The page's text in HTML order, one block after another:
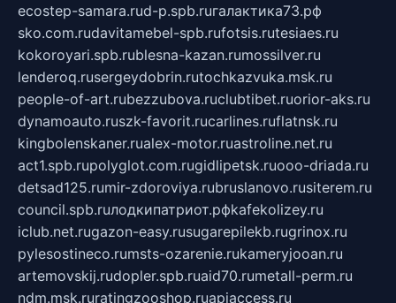
ecostep-samara.rud-p.spb.ruгалактика73.рф
sko.com.rudavitamebel-spb.rufotsis.rutesiaes.ru
kokoroyari.spb.rublesna-kazan.rumossilver.ru
lenderoq.rusergeydobrin.rutochkazvuka.msk.ru
people-of-art.rubezzubova.ruclubtibet.ruorior-aks.ru
dynamoauto.ruszk-favorit.rucarlines.ruflatnsk.ru
kingbolenskaner.rualex-motor.ruastroline.net.ru
act1.spb.rupolyglot.com.rugidlipetsk.ruooo-driada.ru
detsad125.rumir-zdoroviya.rubruslanovo.rusiterem.ru
council.spb.ruлодкипатриот.рфkafekolizey.ru
iclub.net.rugazon-easy.rusugarepilekb.rugrinox.ru
pylesostineco.rumsts-ozarenie.rukameryjooan.ru
artemovskij.rudopler.spb.ruaid70.rumetall-perm.ru
ndm.msk.ruratingzooshop.ruapiaccess.ru